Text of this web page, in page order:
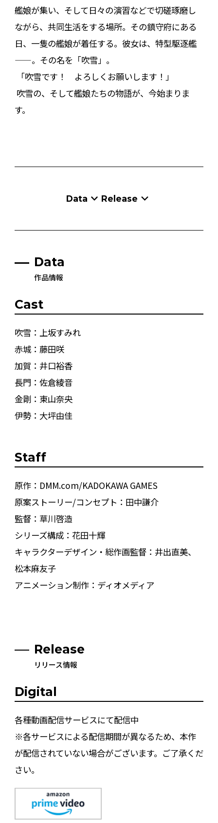
艦娘が集い、そして日々の演習などで切磋琢磨し
ながら、共同生活をする場所。その鎮守府にある
日、一隻の艦娘が着任する。彼女は、特型駆逐艦
——。その名を「吹雪」。
「吹雪です！ よろしくお願いします！」
吹雪の、そして艦娘たちの物語が、今始まりま
す。
Data Release
Data
作品情報
Cast
吹雪：上坂すみれ
赤城：藤田咲
加賀：井口裕香
長門：佐倉綾音
金剛：東山奈央
伊勢：大坪由佳
Staff
原作：DMM.com/KADOKAWA GAMES
原案ストーリー/コンセプト：田中謙介
監督：草川啓造
シリーズ構成：花田十輝
キャラクターデザイン・総作画監督：井出直美、
松本麻友子
アニメーション制作：ディオメディア
Release
リリース情報
Digital
各種動画配信サービスにて配信中
※各サービスによる配信期間が異なるため、本作
が配信されていない場合がございます。ご了承くだ
さい。